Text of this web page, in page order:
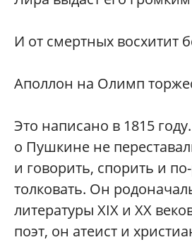
И от смертных восхитит
Аполлон на Олимп
Это написано в 1815
о Пушкине не
и говорить, спорить и
толковать. Он
литературы XIX и XX
поэт, он атеист и